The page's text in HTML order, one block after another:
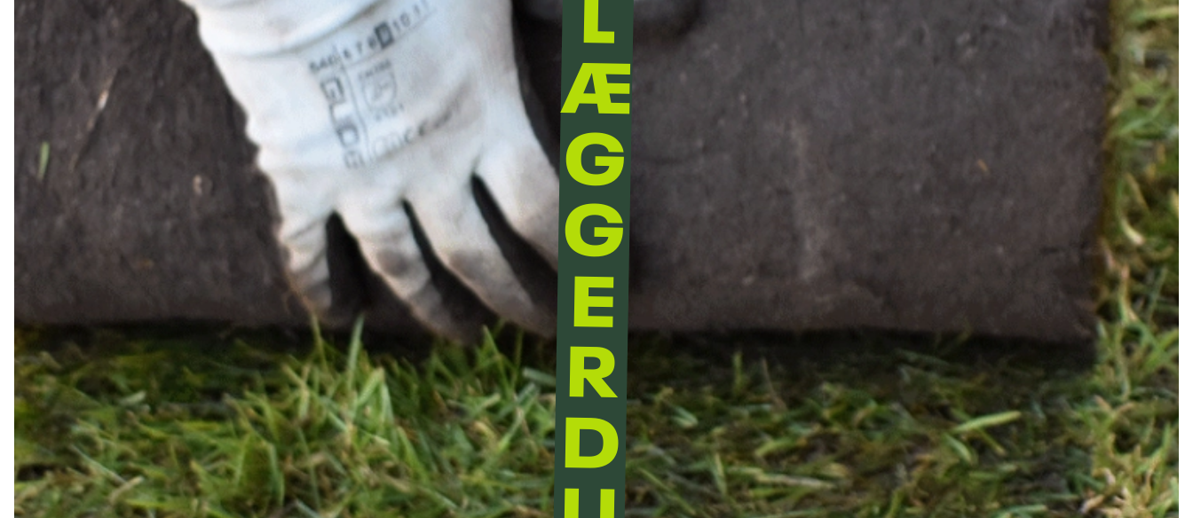
L
Æ
G
G
E
R
D